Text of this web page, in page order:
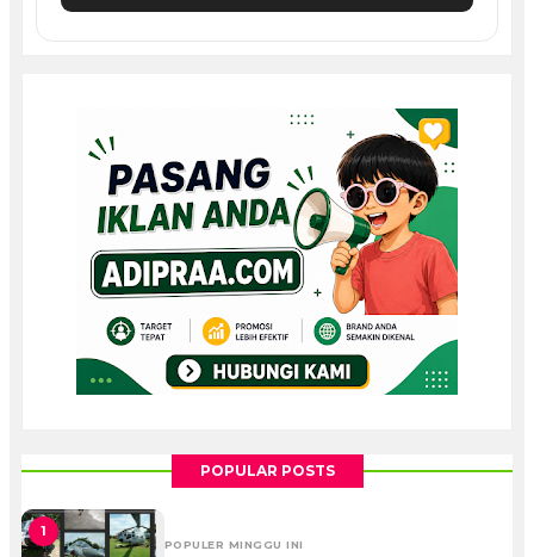
POPULAR POSTS
1
POPULER MINGGU INI